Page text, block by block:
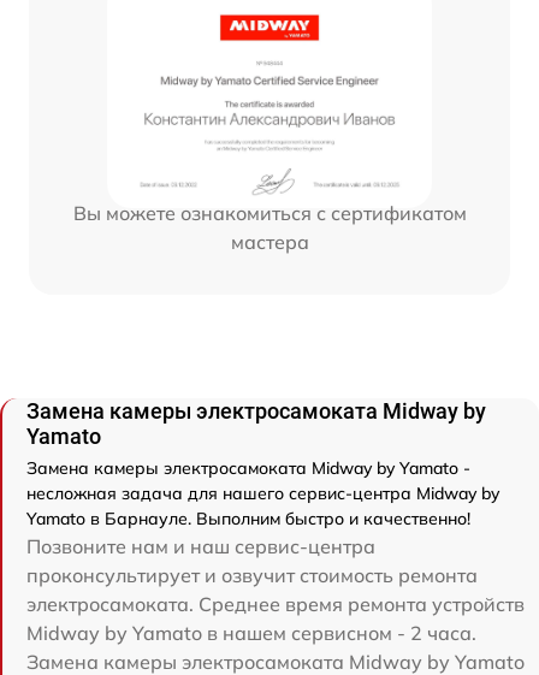
Вы можете ознакомиться с сертификатом
мастера
Замена камеры электросамоката Midway by
Yamato
Замена камеры электросамоката Midway by Yamato -
несложная задача для нашего сервис-центра Midway by
Yamato в Барнауле. Выполним быстро и качественно!
Позвоните нам и наш сервис-центра
проконсультирует и озвучит стоимость ремонта
электросамоката. Среднее время ремонта устройств
Midway by Yamato в нашем сервисном - 2 часа.
Замена камеры электросамоката Midway by Yamato